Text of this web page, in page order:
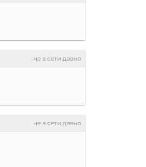
не в сети давно
не в сети давно